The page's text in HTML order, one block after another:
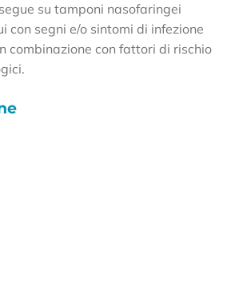
su tamponi nasofaringei
con segni e/o sintomi di infezione
combinazione con fattori di rischio